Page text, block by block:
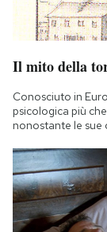
Il mito della
Conosciuto in
psicologica più
nonostante le sue